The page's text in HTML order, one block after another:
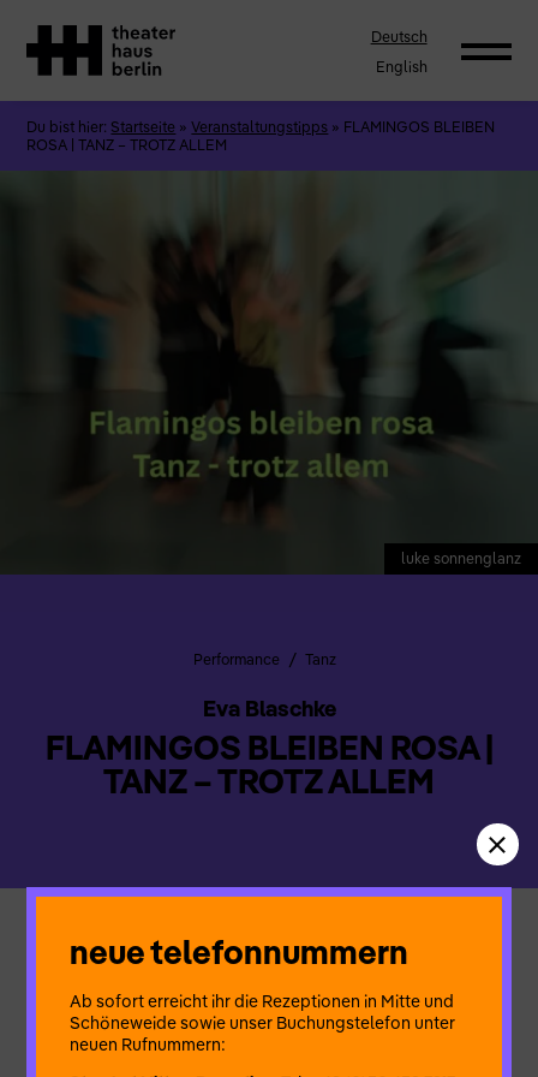
Deutsch
English
Du bist hier: Startseite »Veranstaltungstipps » FLAMINGOS BLEIBEN
ROSA | TANZ – TROTZ ALLEM
luke sonnenglanz
Performance / Tanz
Eva Blaschke
FLAMINGOS BLEIBEN ROSA |
TANZ – TROTZ ALLEM
Eine Performance über Im-Moment-Sein trotz Druck, Zwang
und Angst
Kreativität trotz Machtstrukturen und Zerstörung
Buntes Erleben von Musik und Spiel
trotz Perfektionismus
Trotz Enge und Aggression
neue telefonnummern
Ab sofort erreicht ihr die Rezeptionen in Mitte und
Schöneweide sowie unser Buchungstelefon unter
neuen Rufnummern: